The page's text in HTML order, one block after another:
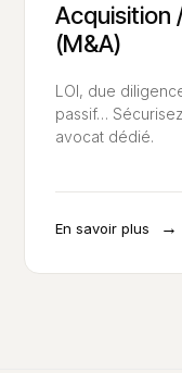
Acquisition
(M&A)
LOI, due
passif…
avocat dédié.
En savoir plus →